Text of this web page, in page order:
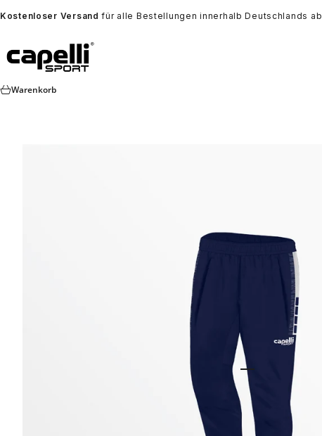
Kostenloser Versand für alle Bestellungen innerhalb Deutschlands
Capelli Sport Europe
Warenkorb
Gehe zu Element
Gehe zu
Gehe zu